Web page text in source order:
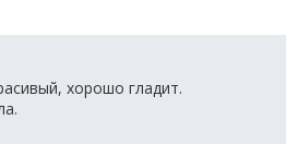
хорошо гладит.